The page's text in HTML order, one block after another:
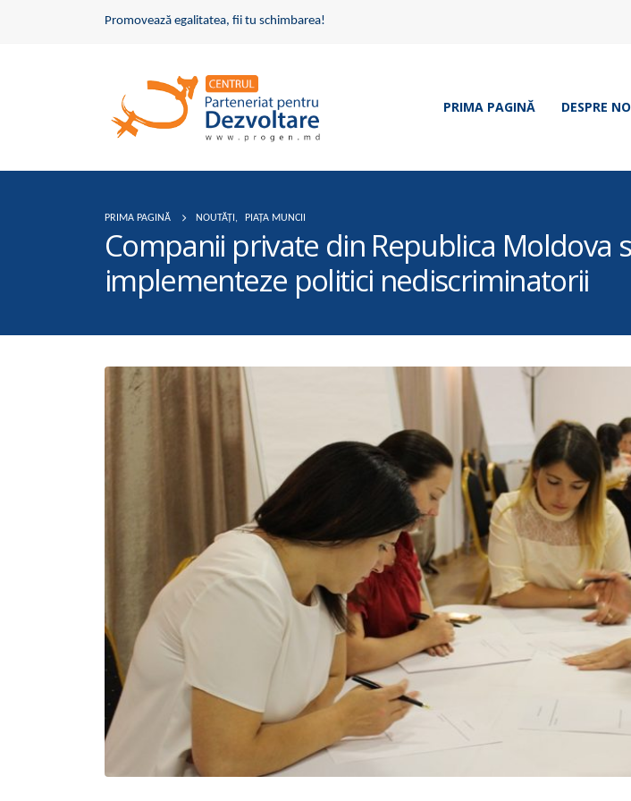
Promovează egalitatea, fii tu schimbarea!
PRIMA PAGINĂ DESPRE
PRIMA PAGINĂ NOUTĂȚI , PIAȚA MUNCII
Companii private din Republica Moldova
implementeze politici nediscriminatorii